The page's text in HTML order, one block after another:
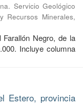
Servicio Geológico
Recursos Minerales,
Farallón Negro, de la
Incluye columna
Estero, provincia